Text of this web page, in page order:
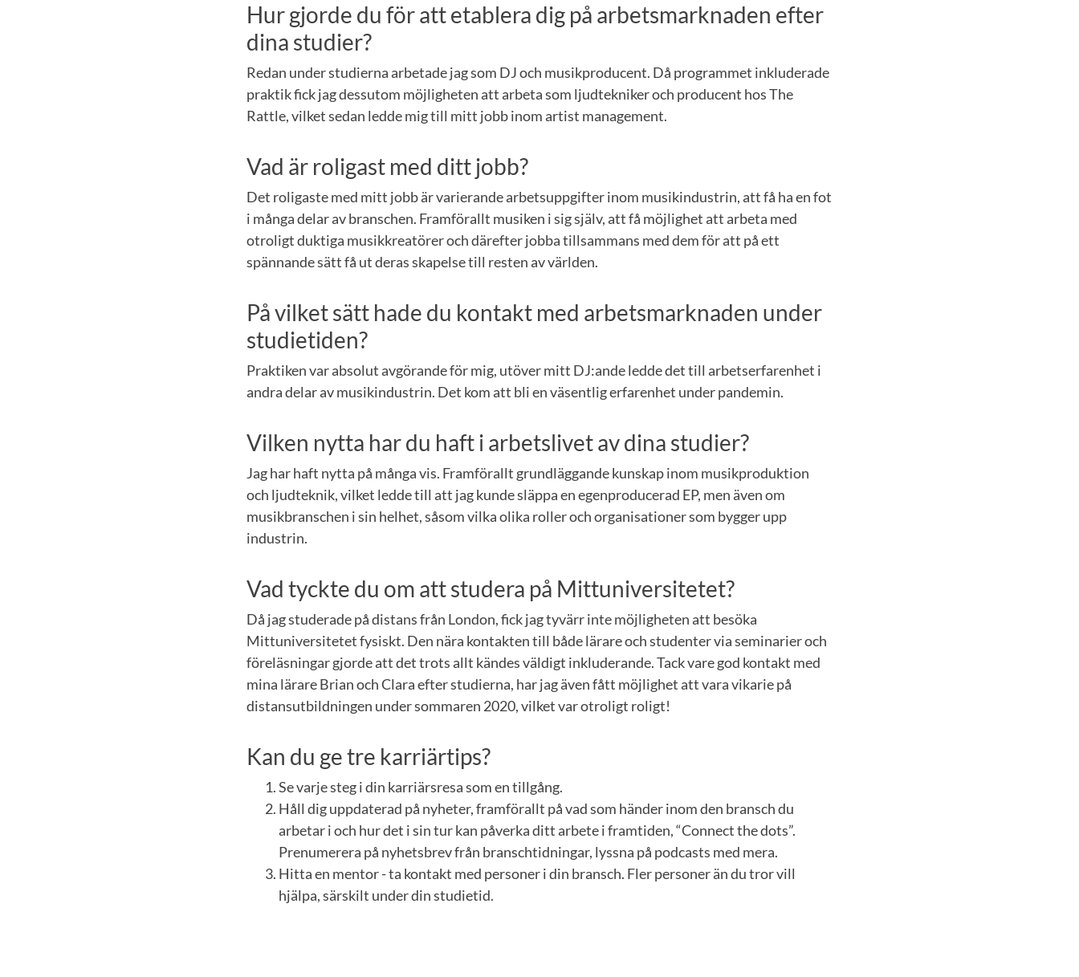
Hur gjorde du för att etablera dig på arbetsmarknaden efter
dina studier?
Redan under studierna arbetade jag som DJ och musikproducent. Då programmet inkluderade
praktik fick jag dessutom möjligheten att arbeta som ljudtekniker och producent hos The
Rattle, vilket sedan ledde mig till mitt jobb inom artist management.
Vad är roligast med ditt jobb?
Det roligaste med mitt jobb är varierande arbetsuppgifter inom musikindustrin, att få ha en fot
i många delar av branschen. Framförallt musiken i sig själv, att få möjlighet att arbeta med
otroligt duktiga musikkreatörer och därefter jobba tillsammans med dem för att på ett
spännande sätt få ut deras skapelse till resten av världen.
På vilket sätt hade du kontakt med arbetsmarknaden under
studietiden?
Praktiken var absolut avgörande för mig, utöver mitt DJ:ande ledde det till arbetserfarenhet i
andra delar av musikindustrin. Det kom att bli en väsentlig erfarenhet under pandemin.
Vilken nytta har du haft i arbetslivet av dina studier?
Jag har haft nytta på många vis. Framförallt grundläggande kunskap inom musikproduktion
och ljudteknik, vilket ledde till att jag kunde släppa en egenproducerad EP, men även om
musikbranschen i sin helhet, såsom vilka olika roller och organisationer som bygger upp
industrin.
Vad tyckte du om att studera på Mittuniversitetet?
Då jag studerade på distans från London, fick jag tyvärr inte möjligheten att besöka
Mittuniversitetet fysiskt. Den nära kontakten till både lärare och studenter via seminarier och
föreläsningar gjorde att det trots allt kändes väldigt inkluderande. Tack vare god kontakt med
mina lärare Brian och Clara efter studierna, har jag även fått möjlighet att vara vikarie på
distansutbildningen under sommaren 2020, vilket var otroligt roligt!
Kan du ge tre karriärtips?
Se varje steg i din karriärsresa som en tillgång.
Håll dig uppdaterad på nyheter, framförallt på vad som händer inom den bransch du
arbetar i och hur det i sin tur kan påverka ditt arbete i framtiden, “Connect the dots”.
Prenumerera på nyhetsbrev från branschtidningar, lyssna på podcasts med mera.
Hitta en mentor - ta kontakt med personer i din bransch. Fler personer än du tror vill
hjälpa, särskilt under din studietid.